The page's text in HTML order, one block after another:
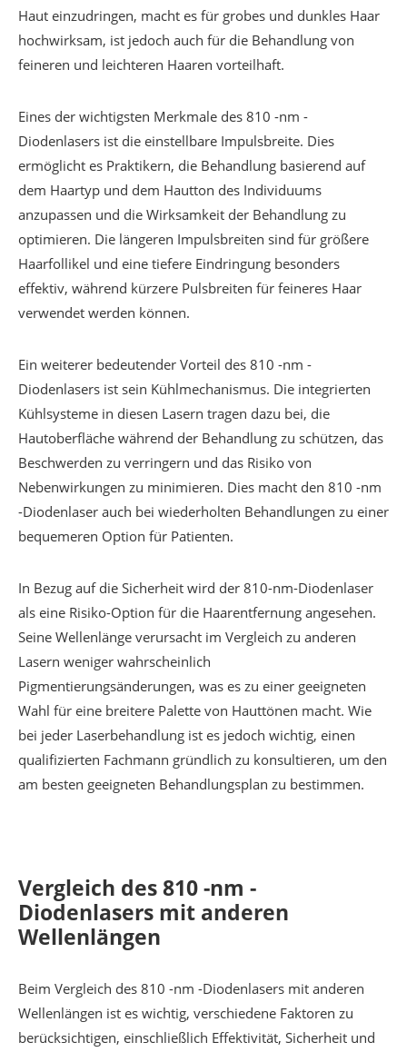
Haut einzudringen, macht es für grobes und dunkles Haar
hochwirksam, ist jedoch auch für die Behandlung von
feineren und leichteren Haaren vorteilhaft.
Eines der wichtigsten Merkmale des 810 -nm -
Diodenlasers ist die einstellbare Impulsbreite. Dies
ermöglicht es Praktikern, die Behandlung basierend auf
dem Haartyp und dem Hautton des Individuums
anzupassen und die Wirksamkeit der Behandlung zu
optimieren. Die längeren Impulsbreiten sind für größere
Haarfollikel und eine tiefere Eindringung besonders
effektiv, während kürzere Pulsbreiten für feineres Haar
verwendet werden können.
Ein weiterer bedeutender Vorteil des 810 -nm -
Diodenlasers ist sein Kühlmechanismus. Die integrierten
Kühlsysteme in diesen Lasern tragen dazu bei, die
Hautoberfläche während der Behandlung zu schützen, das
Beschwerden zu verringern und das Risiko von
Nebenwirkungen zu minimieren. Dies macht den 810 -nm
-Diodenlaser auch bei wiederholten Behandlungen zu einer
bequemeren Option für Patienten.
In Bezug auf die Sicherheit wird der 810-nm-Diodenlaser
als eine Risiko-Option für die Haarentfernung angesehen.
Seine Wellenlänge verursacht im Vergleich zu anderen
Lasern weniger wahrscheinlich
Pigmentierungsänderungen, was es zu einer geeigneten
Wahl für eine breitere Palette von Hauttönen macht. Wie
bei jeder Laserbehandlung ist es jedoch wichtig, einen
qualifizierten Fachmann gründlich zu konsultieren, um den
am besten geeigneten Behandlungsplan zu bestimmen.
Vergleich des 810 -nm -
Diodenlasers mit anderen
Wellenlängen
Beim Vergleich des 810 -nm -Diodenlasers mit anderen
Wellenlängen ist es wichtig, verschiedene Faktoren zu
berücksichtigen, einschließlich Effektivität, Sicherheit und